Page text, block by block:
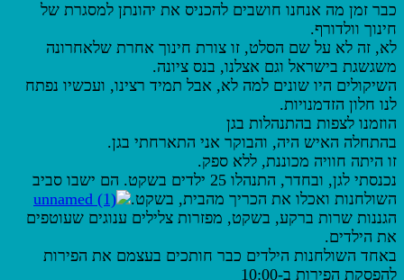
כבר זמן מה אנחנו חושבים להכניס את יהונתן למסגרת של
חינוך וולדורף.
לא, זה לא על שם הסלט, זו צורת חינוך אחרת שלאחרונה
משגשגת בישראל וגם אצלנו, בנס ציונה.
השיקולים היו שונים למה לא, אבל תמיד רצינו, ועכשיו נפתח
לנו חלון הזדמנויות.
הוזמנו לצפות בהתנהלות בגן
בהתחלה האיש היה, והבוקר אני התארחתי בגן.
זו היתה חוויה מכוננת, ללא ספק.
נכנסתי לגן, ובחדר, התנהלו 25 ילדים בשקט. הם ישבו סביב
השולחנות ואכלו את הכריך מהבית, בשקט.
הגננות שרות ברקע, בשקט, מפזרות צלילים ענוגים שעוטפים
את הילדים.
באחד השולחנות הילדים כבר חותכים בעצמם את הפירות
להפסקת הפירות ב-10:00